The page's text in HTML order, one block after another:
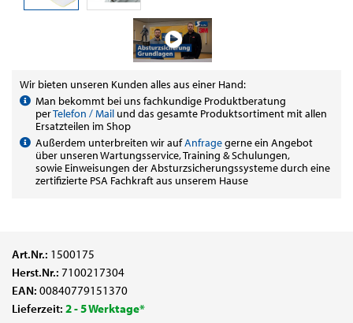
Wir bieten unseren Kunden alles aus einer Hand:
Man bekommt bei uns fachkundige Produktberatung
perTelefon / Mail und das gesamte Produktsortiment mit allen
Ersatzteilen im Shop
Außerdem unterbreiten wir aufAnfragegerne ein Angebot
über unseren Wartungsservice, Training & Schulungen,
sowie Einweisungen der Absturzsicherungssysteme durch eine
zertifizierte PSA Fachkraft aus unserem Hause
Art.Nr.: 1500175
Herst.Nr.: 7100217304
EAN: 00840779151370
Lieferzeit: 2 - 5 Werktage*